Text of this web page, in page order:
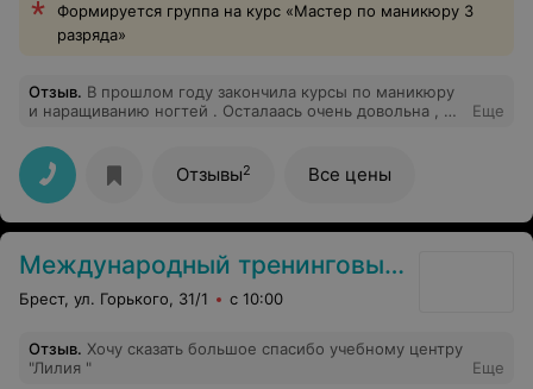
Формируется группа на курс «Мастер по маникюру 3
разряда»
Отзыв. В прошлом году закончила курсы по маникюру
и наращиванию ногтей . Осталаась очень довольна , и
моими работами ! Мастера которые преподовали
курсы замечательные и высококвалифицированные , и
знают свое дело! Всем советую пойти именно на эти
курсы.
Еще
Отзывы2 Все цены
Международный тренинговый центр Лилии
Брест, ул. Горького, 31/1 с 10:00
Отзыв. Хочу сказать большое спасибо учебному центру
"Лилия "
Еще